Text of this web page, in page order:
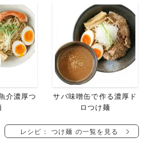
介濃厚つ
サバ味噌缶で作る濃厚ド
ロつけ麺
レシピ： つけ麺 の一覧を見る